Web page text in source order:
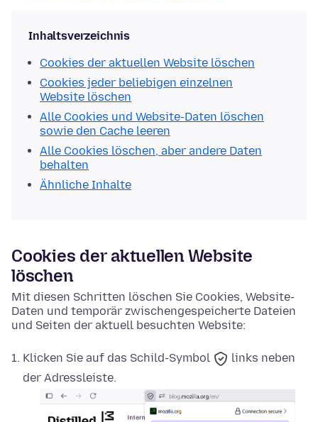
Inhaltsverzeichnis
Cookies der aktuellen Website löschen
Cookies jeder beliebigen einzelnen
Website löschen
Alle Cookies und Website-Daten löschen
sowie den Cache leeren
Alle Cookies löschen, aber andere Daten
behalten
Ähnliche Inhalte
Cookies der aktuellen Website
löschen
Mit diesen Schritten löschen Sie Cookies, Website-
Daten und temporär zwischengespeicherte Dateien
und Seiten der aktuell besuchten Website:
Klicken Sie auf das Schild-Symbol
links neben
der Adressleiste.